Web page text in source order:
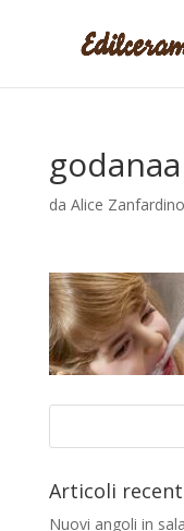
da Alice Zanfardino
Articoli
Nuovi angoli in